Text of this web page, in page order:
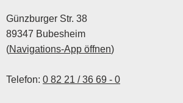
Günzburger Str. 38
89347 Bubesheim
(Navigations-App öffnen)
Telefon: 0 82 21 / 36 69 - 0